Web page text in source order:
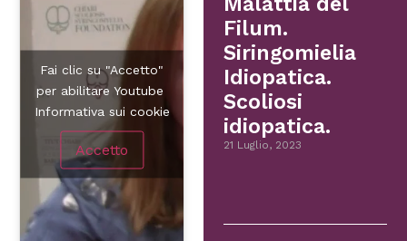
Fai clic su "Accetto"
per abilitare Youtube
Informativa sui cookie
Accetto
Filum.
Siringomielia
Idiopatica.
Scoliosi
idiopatica.
21 Luglio, 2023